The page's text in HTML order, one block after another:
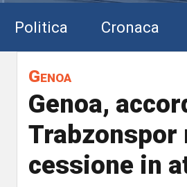
Politica Cronaca
Genoa
Genoa,
Trabzonspor
cessione in